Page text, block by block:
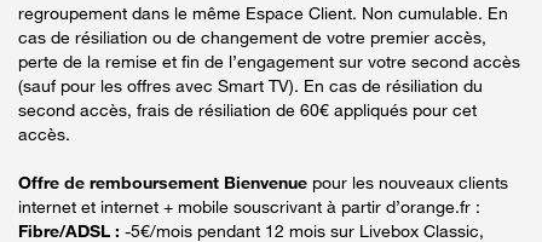
regroupement dans le même Espace Client. Non cumulable. En
cas de résiliation ou de changement de votre premier accès,
perte de la remise et fin de l’engagement sur votre second accès
(sauf pour les offres avec Smart TV). En cas de résiliation du
second accès, frais de résiliation de 60€ appliqués pour cet
accès.
Offre de remboursement Bienvenue pour les nouveaux clients
internet et internet + mobile souscrivant à partir d’orange.fr :
Fibre/ADSL : -5€/mois pendant 12 mois sur Livebox Classic,